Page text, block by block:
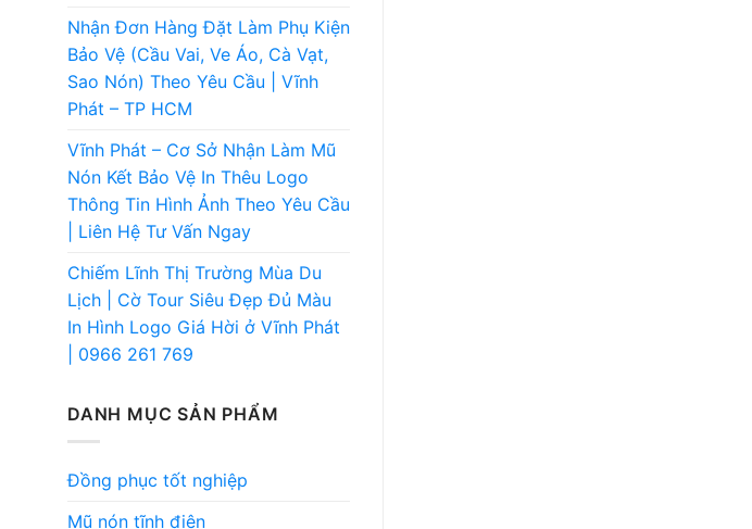
Nhận Đơn Hàng Đặt Làm Phụ Kiện
Bảo Vệ (Cầu Vai, Ve Áo, Cà Vạt,
Sao Nón) Theo Yêu Cầu | Vĩnh
Phát – TP HCM
Vĩnh Phát – Cơ Sở Nhận Làm Mũ
Nón Kết Bảo Vệ In Thêu Logo
Thông Tin Hình Ảnh Theo Yêu Cầu
| Liên Hệ Tư Vấn Ngay
Chiếm Lĩnh Thị Trường Mùa Du
Lịch | Cờ Tour Siêu Đẹp Đủ Màu
In Hình Logo Giá Hời ở Vĩnh Phát
| 0966 261 769
DANH MỤC SẢN PHẨM
Đồng phục tốt nghiệp
Mũ nón tĩnh điện